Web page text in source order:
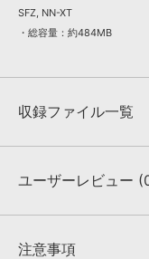
SFZ, NN-XT
・総容量：約484MB
収録ファイル一覧
収録ファイル一覧
ユーザーレビュー
★★★★★
注意事項